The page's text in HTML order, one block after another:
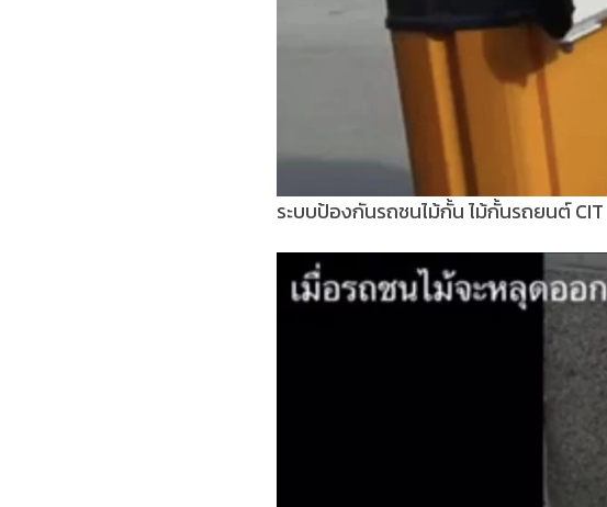
ระบบป้องกันรถชนไม้กั้น ไม้กั้นรถยนต์ CIT